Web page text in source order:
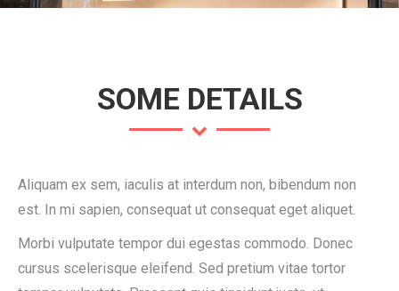
SOME DETAILS
Aliquam ex sem, iaculis at interdum non, bibendum non
est. In mi sapien, consequat ut consequat eget aliquet.
Morbi vulputate tempor dui egestas commodo. Donec
cursus scelerisque eleifend. Sed pretium vitae tortor